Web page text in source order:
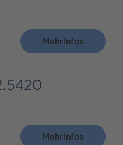
Mehr Infos
Mehr Infos